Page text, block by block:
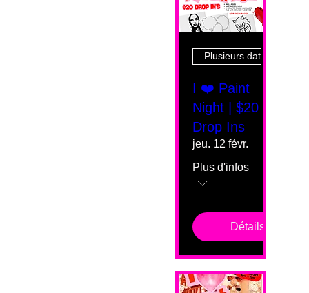
Plusieurs dates
I ❤️ Paint
Night | $20
Drop Ins
jeu. 12 févr.
Plus d'infos
Détails